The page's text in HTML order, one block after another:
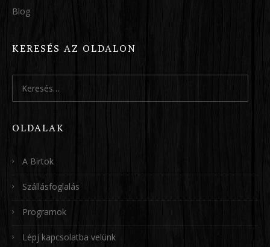
Blog
KERESÉS AZ OLDALON
OLDALAK
A Birtok
Szállásfoglalás
Programok
Lépj kapcsolatba velünk